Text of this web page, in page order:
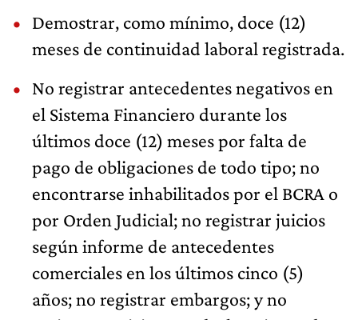
Demostrar, como mínimo, doce (12)
meses de continuidad laboral registrada.
No registrar antecedentes negativos en
el Sistema Financiero durante los
últimos doce (12) meses por falta de
pago de obligaciones de todo tipo; no
encontrarse inhabilitados por el BCRA o
por Orden Judicial; no registrar juicios
según informe de antecedentes
comerciales en los últimos cinco (5)
años; no registrar embargos; y no